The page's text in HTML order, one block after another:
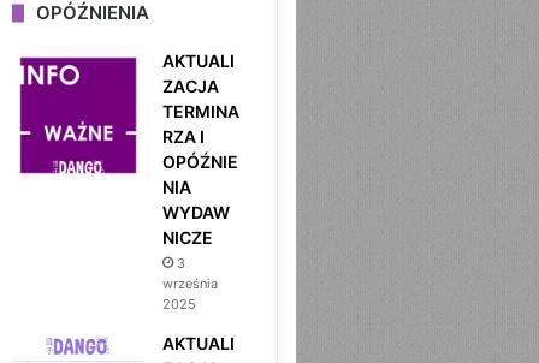
DANGO
22 kwietnia 2026
ZWIERZOLUDZIE TOM
OPÓŹNIENIA
AKTUALI
ZACJA
TERMINA
RZA I
OPÓŹNIE
NIA
WYDAW
NICZE
3
września
2025
AKTUALI